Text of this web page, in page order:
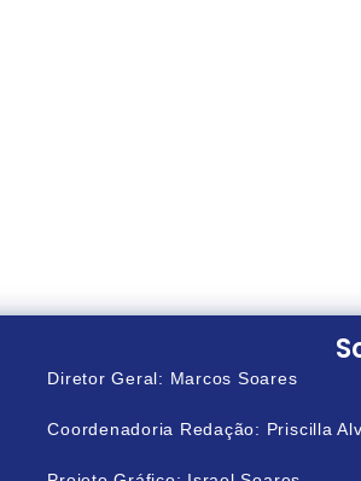
Diretor Geral: Marcos Soares
Coordenadoria Redação: Priscilla